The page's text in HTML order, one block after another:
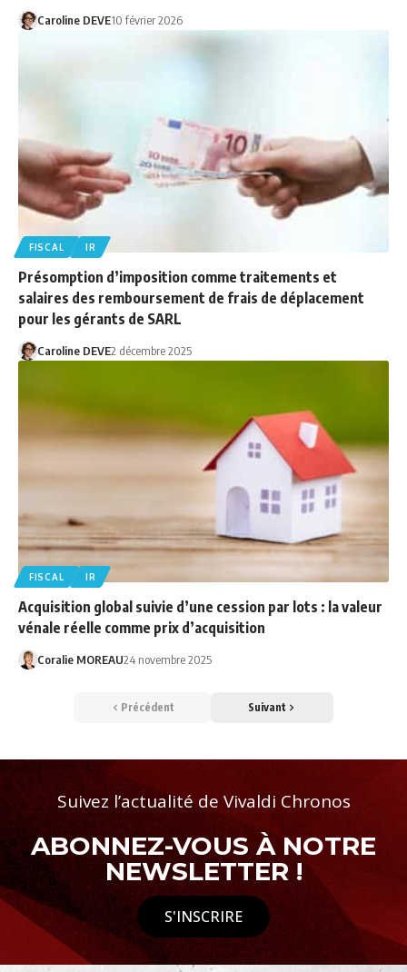
Caroline DEVE10 février 2026
FISCAL IR
Présomption d’imposition comme traitements et
salaires des remboursement de frais de déplacement
pour les gérants de SARL
Caroline DEVE2 décembre 2025
FISCAL IR
Acquisition global suivie d’une cession par lots : la valeur
vénale réelle comme prix d’acquisition
Coralie MOREAU24 novembre 2025
Précédent Suivant
Suivez l’actualité de Vivaldi Chronos
ABONNEZ-VOUS À NOTRE
NEWSLETTER !
S'INSCRIRE